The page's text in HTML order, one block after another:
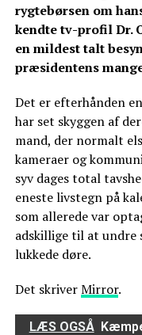
rygtebørsen om
kendte tv-profil Dr.
en mildest talt
præsidentens
Det er efterhånden
har set skyggen af
mand, der normalt
kameraer og
syv dages total
eneste livstegn på
som allerede var
adskillige til at undre
lukkede døre.
Det skriverMirror.
LÆS OGSÅ